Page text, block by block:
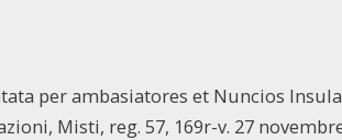
per ambasiatores et Nuncios
Misti, reg. 57, 169r-v. 27